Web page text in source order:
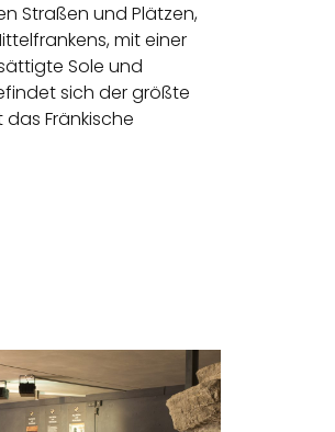
Straßen und Plätzen,
mit einer
Sole und
sich der größte
Fränkische